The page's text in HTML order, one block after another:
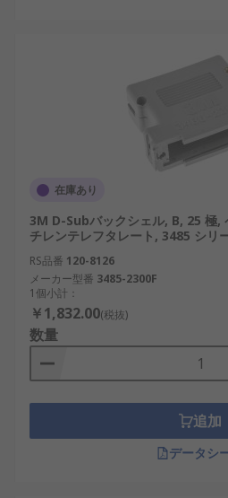
在庫あり
3M D-Subバックシェル, B, 25 極,
チレンテレフタレート, 3485 シリ
RS品番 120-8126
メーカー型番 3485-2300F
1個小計：
￥1,832.00(税抜)
数量
追加
データシ